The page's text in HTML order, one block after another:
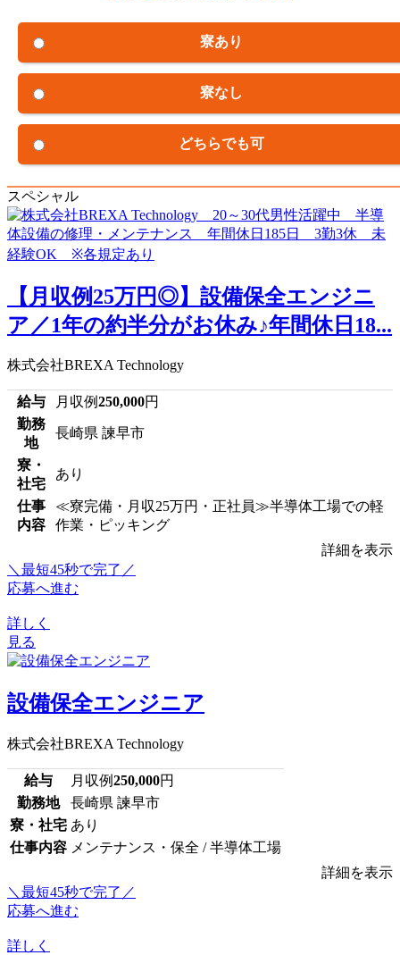
寮あり
寮なし
どちらでも可
スペシャル
【月収例25万円◎】設備保全エンジニ
ア／1年の約半分がお休み♪年間休日18...
株式会社BREXA Technology
給与 月収例250,000円
勤務
地
長崎県 諫早市
寮・
社宅
あり
仕事
内容
≪寮完備・月収25万円・正社員≫半導体工場での軽
作業・ピッキング
詳細を表示
＼最短45秒で完了／
応募へ進む
詳しく
見る
設備保全エンジニア
株式会社BREXA Technology
給与 月収例250,000円
勤務地
長崎県 諫早市
寮・社宅 あり
仕事内容 メンテナンス・保全 / 半導体工場
詳細を表示
＼最短45秒で完了／
応募へ進む
詳しく